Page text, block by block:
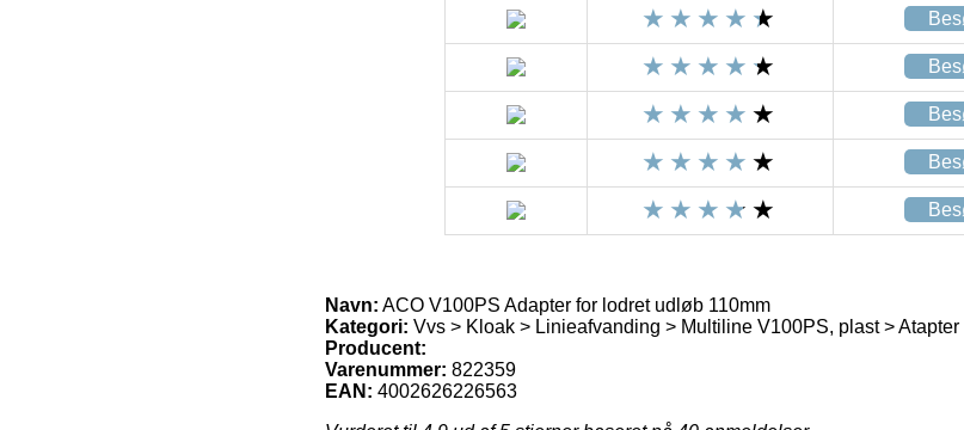
Navn: ACO V100PS Adapter for lodret udløb 110mm
Kategori: Vvs > Kloak > Linieafvanding > Multiline V100PS, plast > Atapter
Producent:
Varenummer: 822359
EAN: 4002626226563